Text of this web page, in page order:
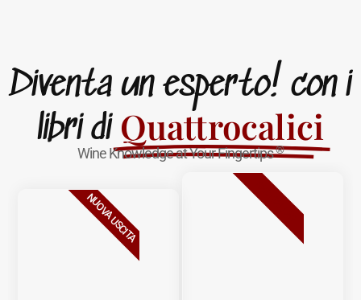
Diventa un esperto! con i
libri di Quattrocalici
Wine Knowledge at Your Fingertips®
NUOVA USCITA BESTSELLER